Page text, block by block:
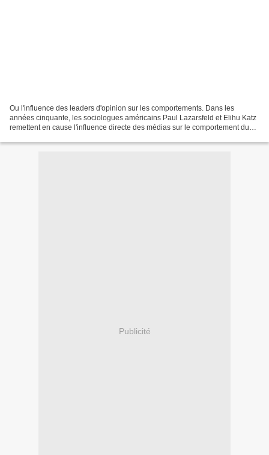
Ou l'influence des leaders d'opinion sur les comportements. Dans les
années cinquante, les sociologues américains Paul Lazarsfeld et Elihu Katz
remettent en cause l'influence directe des médias sur le comportement du
Publicité